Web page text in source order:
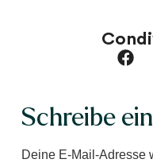
Schreibe
Deine E-Mail-Adresse